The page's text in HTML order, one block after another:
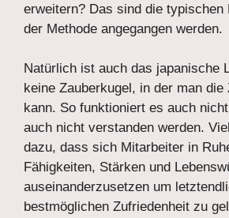
erweitern? Das sind die typischen
der Methode angegangen werden.
Natürlich ist auch das japanische
keine Zauberkugel, in der man die
kann. So funktioniert es auch
auch nicht verstanden werden.
dazu, dass sich Mitarbeiter in
Fähigkeiten, Stärken und
auseinanderzusetzen um
bestmöglichen Zufriedenheit zu